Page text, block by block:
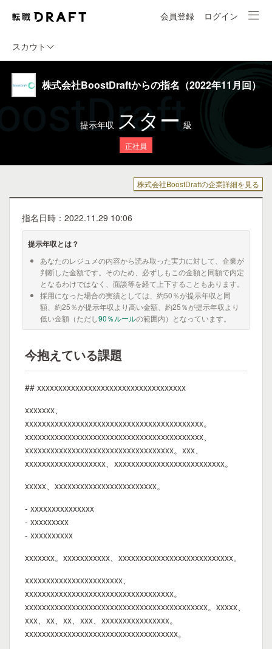
会員登録 ログイン
スカウト
株式会社BoostDraftからの指名（2022年11月回）
提示年収 スター 級
正社員
株式会社BoostDraftの企業詳細を見る
指名日時：2022.11.29 10:06
提示年収とは？
あなたのレジュメの内容から読み取った実力に対して、企業が
判断した金額です。そのため、必ずしもこの金額と同額で内定
となるわけではなく、面談等を経て上下することもあります。
採用になった場合の実績としては、約50％が提示年収と同
額、約25％が提示年収より高い金額、約25％が提示年収より
低い金額（ただし90％ルールの範囲内）となっています。
今抱えている課題
## xxxxxxxxxxxxxxxxxxxxxxxxxxxxxxxxxxx
xxxxxxx、
xxxxxxxxxxxxxxxxxxxxxxxxxxxxxxxxxxxxxxxxxx。
xxxxxxxxxxxxxxxxxxxxxxxxxxxxxxxxxxxxxxxxxx、
xxxxxxxxxxxxxxxxxxxxxxxxxxxxxxxxxxx。xxx、
xxxxxxxxxxxxxxxxxxx、xxxxxxxxxxxxxxxxxxxxxxxxxx。
xxxxx、xxxxxxxxxxxxxxxxxxxxxxxx。
- xxxxxxxxxxxxxxx
- xxxxxxxxx
- xxxxxxxxxx
xxxxxxx。xxxxxxxxxxx、xxxxxxxxxxxxxxxxxxxxxxxxxxx。
xxxxxxxxxxxxxxxxxxxxxxx、
xxxxxxxxxxxxxxxxxxxxxxxxxxxxxxxxxxx。
xxxxxxxxxxxxxxxxxxxxxxxxxxxxxxxxxxxxxxxxxxx。xxxxx、
xxx、xx、xx、xxx、xxxxxxxxxxxxxxxx。
xxxxxxxxxxxxxxxxxxxxxxxxxxxxxxxxxxxx。